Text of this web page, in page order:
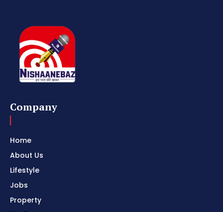
Company
Home
About Us
Lifestyle
Jobs
Property